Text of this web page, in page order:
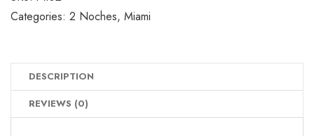
Categories: 2 Noches, Miami
DESCRIPTION
REVIEWS (0)